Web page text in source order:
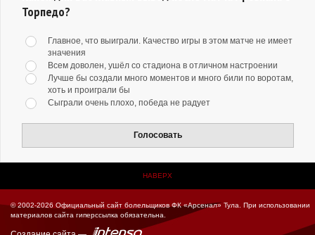
Торпедо?
Главное, что выиграли. Качество игры в этом матче не имеет
значения
Всем доволен, ушёл со стадиона в отличном настроении
Лучше бы создали много моментов и много били по воротам,
хоть и проиграли бы
Сыграли очень плохо, победа не радует
Голосовать
НАВЕРХ
© 2002-2026 Официальный сайт болельщиков ФК «Арсенал» Тула.
При использовании
материалов сайта гиперссылка обязательна.